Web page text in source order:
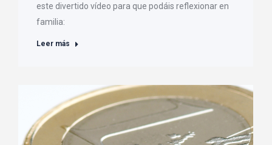
este divertido vídeo para que podáis reflexionar en
familia:
Leer más